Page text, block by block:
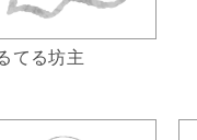
てる坊主